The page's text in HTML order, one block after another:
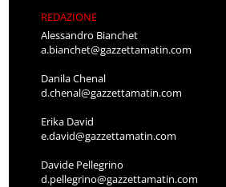
REDAZIONE
Alessandro Bianchet
a.bianchet@gazzettamatin.com
Danila Chenal
d.chenal@gazzettamatin.com
Erika David
e.david@gazzettamatin.com
Davide Pellegrino
d.pellegrino@gazzettamatin.com